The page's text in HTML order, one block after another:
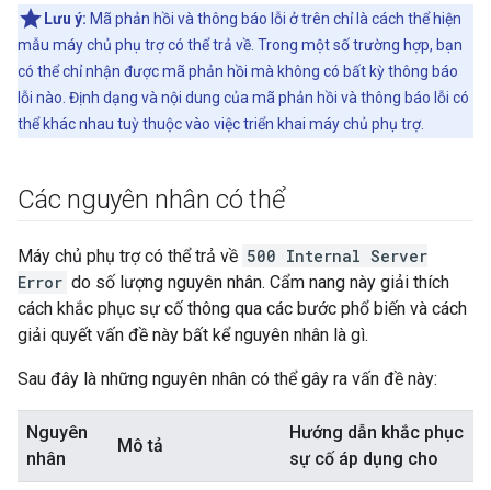
Lưu ý: Mã phản hồi và thông báo lỗi ở trên chỉ là cách thể hiện
mẫu máy chủ phụ trợ có thể trả về. Trong một số trường hợp, bạn
có thể chỉ nhận được mã phản hồi mà không có bất kỳ thông báo
lỗi nào. Định dạng và nội dung của mã phản hồi và thông báo lỗi có
thể khác nhau tuỳ thuộc vào việc triển khai máy chủ phụ trợ.
Các nguyên nhân có thể
Máy chủ phụ trợ có thể trả về 500 Internal Server
Error do số lượng nguyên nhân. Cẩm nang này giải thích
cách khắc phục sự cố thông qua các bước phổ biến và cách
giải quyết vấn đề này bất kể nguyên nhân là gì.
Sau đây là những nguyên nhân có thể gây ra vấn đề này:
Nguyên
nhân
Mô tả
Hướng dẫn khắc phục
sự cố áp dụng cho